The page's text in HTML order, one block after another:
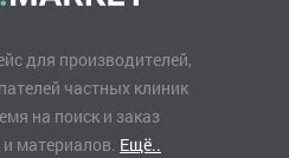
для производителей,
частных клиник
на поиск и заказ
материалов. Ещё..